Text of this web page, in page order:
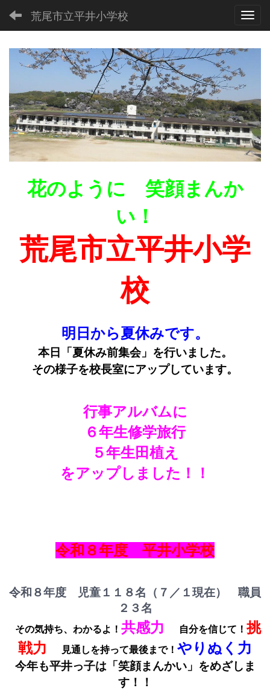
荒尾市立平井小学校
花のように 笑顔まんか
い！
荒尾市立平井小学
校
明日から夏休みです。
本日「夏休み前集会」を行いました。
その様子を校長室にアップしています。
行事アルバムに
６年生修学旅行
５年生田植え
をアップしました！！
令和８年度 平井小学校
令和８年度 児童１１８名（７／１現在） 職員
２３名
その気持ち、わかるよ！ 共感力 自分を信じて！挑
戦力
見通しを持って最後まで！ やりぬく力
今年も平井っ子は「笑顔まんかい」をめざしま
す！！